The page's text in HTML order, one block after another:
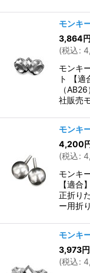
モンキ
3,864円
(税込:
モンキ
ト 【
（
社販売
モンキ
4,200
(税込:
モンキ
【適
正折り
ー用折
モンキ
3,973円
(税込: